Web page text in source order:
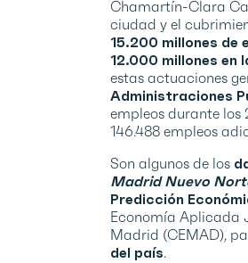
Chamartín-Clara
ciudad y el
15.200 millones de
12.000 millones en
estas actuaciones
Administraciones
empleos durante los
146.488 empleos
Son algunos de los
Madrid Nuevo
Predicción
Economía Aplicada
Madrid (CEMAD),
del país.